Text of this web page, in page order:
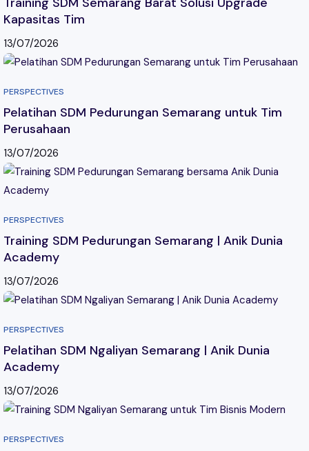
Kapasitas Tim
13/07/2026
PERSPECTIVES
Pelatihan SDM Pedurungan Semarang untuk Tim
Perusahaan
13/07/2026
PERSPECTIVES
Training SDM Pedurungan Semarang | Anik Dunia
Academy
13/07/2026
PERSPECTIVES
Pelatihan SDM Ngaliyan Semarang | Anik Dunia
Academy
13/07/2026
PERSPECTIVES